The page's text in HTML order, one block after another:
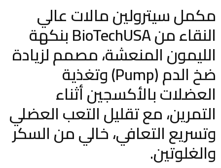
مكمل سيترولين مالات عالي
النقاء من BioTechUSA بنكهة
الليمون المنعشة، مصمم لزيادة
ضخ الدم (Pump) وتغذية
العضلات بالأكسجين أثناء
التمرين، مع تقليل التعب العضلي
وتسريع التعافي، خالي من السكر
والغلوتين.